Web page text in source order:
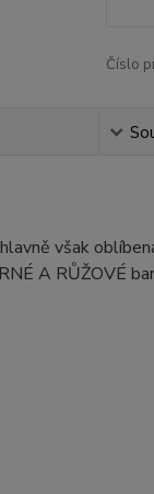
Číslo
však
A RŮŽOVÉ